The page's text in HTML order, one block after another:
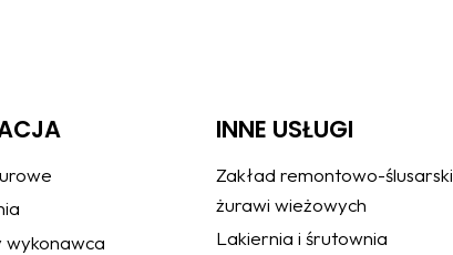
wykonawca
INNE USŁUGI
Zakład remontowo-ślusarski
żurawi wieżowych
Lakiernia i śrutownia